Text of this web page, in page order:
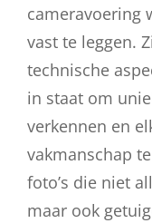
cameravoering
vast te leggen.
technische
in staat om
verkennen en
vakmanschap
foto’s die niet
maar ook